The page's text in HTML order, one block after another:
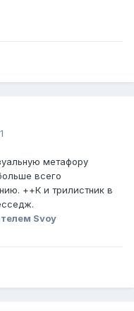
метафору
всего
++К и трилистник в
Svoy